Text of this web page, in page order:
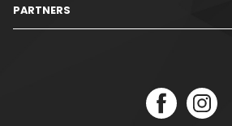
PARTNERS